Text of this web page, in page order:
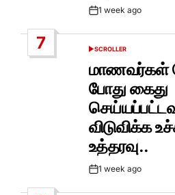
Post1 week ago
7
POSTED
SCROLLER
மாணவர்கள்
போது கைது
விடுவிக்க
உத்தரவு..
Post1 week ago